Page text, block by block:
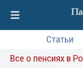
Статьи
Все о пенсиях в